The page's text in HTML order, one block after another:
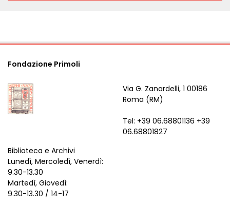
Fondazione Primoli
Via G. Zanardelli, 1 00186
Roma (RM)
Tel: +39 06.68801136 +39
06.68801827
Biblioteca e Archivi
Lunedì, Mercoledì, Venerdì:
9.30-13.30
Martedì, Giovedì:
9.30-13.30 / 14-17